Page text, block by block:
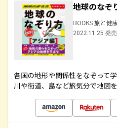
地球のな
BOOKS 旅と健
2022.11.25 発売
各国の地形や関係性をなぞって
川や街道、島など旅気分で地図